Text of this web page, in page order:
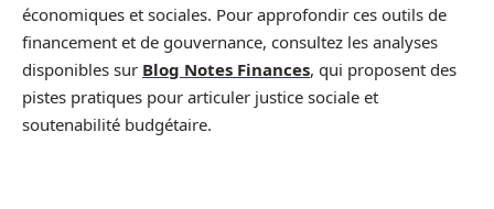
économiques et sociales. Pour approfondir ces outils de
financement et de gouvernance, consultez les analyses
disponibles sur Blog Notes Finances, qui proposent des
pistes pratiques pour articuler justice sociale et
soutenabilité budgétaire.